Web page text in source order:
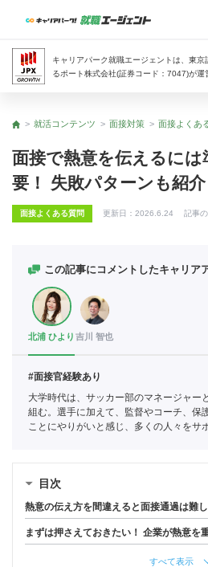
キャリアパーク就職エージェントは、東
るポート株式会社(証券コード：7047)が運
トップ
就活コンテンツ 面接対策 面接よくあ
面接で熱意を伝えるに
要！ 失敗パターンも紹介
面接よくある質問 更新日： 2026.6.24 記事
この記事にコメントしたキャリア
北浦 ひより 吉川 智也
#面接官経験あり
大学時代は、サッカー部のマネージャー
組む。選手に加えて、監督やコーチ、保
ことにやりがいと感じ、多くの人々をサ
目次
熱意の伝え方を間違えると面接通過は難
まずは押さえておきたい！ 企業が熱意を
すべて表示